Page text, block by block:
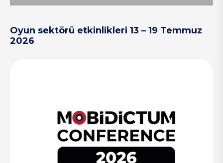
Oyun sektörü etkinlikleri 13 – 19 Temmuz
2026